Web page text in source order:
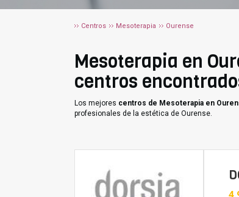
Centros Mesoterapia Ourense
Mesoterapia en
centros
Los mejores centros de Mesoterapia en
profesionales de la estética de Ourense.